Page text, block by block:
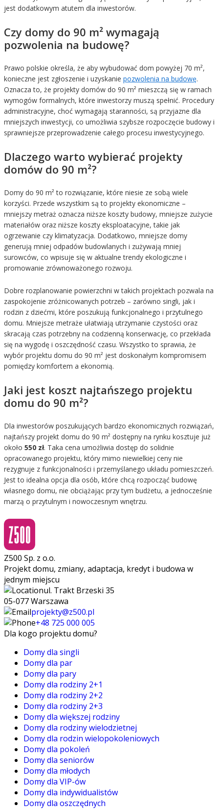
jest dodatkowym atutem dla inwestorów.
Czy domy do 90 m² wymagają
pozwolenia na budowę?
Prawo polskie określa, że aby wybudować dom powyżej 70 m²,
konieczne jest zgłoszenie i uzyskanie pozwolenia na budowę.
Oznacza to, że projekty domów do 90 m² mieszczą się w ramach
wymogów formalnych, które inwestorzy muszą spełnić. Procedury
administracyjne, choć wymagają staranności, są przyjazne dla
mniejszych inwestycji, co umożliwia szybsze rozpoczęcie budowy i
sprawniejsze przeprowadzenie całego procesu inwestycyjnego.
Dlaczego warto wybierać projekty
domów do 90 m²?
Domy do 90 m² to rozwiązanie, które niesie ze sobą wiele
korzyści. Przede wszystkim są to projekty ekonomiczne –
mniejszy metraż oznacza niższe koszty budowy, mniejsze zużycie
materiałów oraz niższe koszty eksploatacyjne, takie jak
ogrzewanie czy klimatyzacja. Dodatkowo, mniejsze domy
generują mniej odpadów budowlanych i zużywają mniej
surowców, co wpisuje się w aktualne trendy ekologiczne i
promowanie zrównoważonego rozwoju.
Dobre rozplanowanie powierzchni w takich projektach pozwala na
zaspokojenie zróżnicowanych potrzeb – zarówno singli, jak i
rodzin z dziećmi, które poszukują funkcjonalnego i przytulnego
domu. Mniejsze metraże ułatwiają utrzymanie czystości oraz
skracają czas potrzebny na codzienną konserwację, co przekłada
się na wygodę i oszczędność czasu. Wszystko to sprawia, że
wybór projektu domu do 90 m² jest doskonałym kompromisem
pomiędzy komfortem a ekonomią.
Jaki jest koszt najtańszego projektu
domu do 90 m²?
Dla inwestorów poszukujących bardzo ekonomicznych rozwiązań,
najtańszy projekt domu do 90 m² dostępny na rynku kosztuje już
około 550 zł. Taka cena umożliwia dostęp do solidnie
opracowanego projektu, który mimo niewielkiej ceny nie
rezygnuje z funkcjonalności i przemyślanego układu pomieszczeń.
Jest to idealna opcja dla osób, które chcą rozpocząć budowę
własnego domu, nie obciążając przy tym budżetu, a jednocześnie
marzą o przytulnym i nowoczesnym wnętrzu.
Z500 Sp. z o.o.
Projekt domu, zmiany, adaptacja, kredyt i budowa w
jednym miejscu
ul. Trakt Brzeski 35
05-077 Warszawa
projekty@z500.pl
+48 725 000 005
Dla kogo projektu domu?
Domy dla singli
Domy dla par
Domy dla pary
Domy dla rodziny 2+1
Domy dla rodziny 2+2
Domy dla rodziny 2+3
Domy dla większej rodziny
Domy dla rodziny wielodzietnej
Domy dla rodzin wielopokoleniowych
Domy dla pokoleń
Domy dla seniorów
Domy dla młodych
Domy dla VIP-ów
Domy dla indywidualistów
Domy dla oszczędnych